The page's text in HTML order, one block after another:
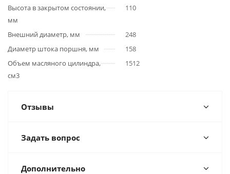
Высота в закрытом состоянии,
мм
110
Внешний диаметр, мм
248
Диаметр штока поршня, мм
158
Объем масляного цилиндра,
см3
1512
Отзывы
Задать вопрос
Дополнительно